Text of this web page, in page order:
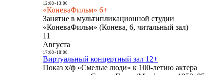
12:00- 13:00
«КоневаФильм» 6+
Занятие в мультипликационной студии
«КоневаФильм» (Конева, 6, читальный зал)
11
Августа
17:00- 18:00
Виртуальный концертный зал 12+
Показ х/ф «Смелые люди» к 100-летию актера